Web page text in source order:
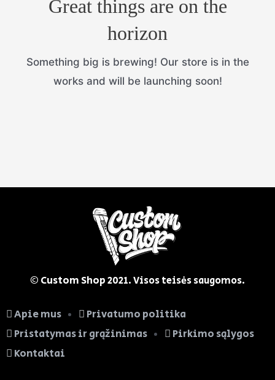
Great things are on the
horizon
Something big is brewing! Our store is in the
works and will be launching soon!
© Custom Shop2021. Visos teisės saugomos.
Apie mus
Privatumo politika
Pristatymas ir grąžinimas
Pirkimo sąlygos
Kontaktai